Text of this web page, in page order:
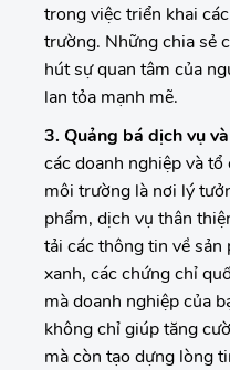
trong việc triển khai
trường. Những chia sẻ
hút sự quan tâm của
lan tỏa mạnh mẽ.
3. Quảng bá dịch vụ
các doanh nghiệp và
môi trường là nơi lý
phẩm, dịch vụ thân
tải các thông tin về
xanh, các chứng chỉ
mà doanh nghiệp của
không chỉ giúp tăng
mà còn tạo dựng lòng